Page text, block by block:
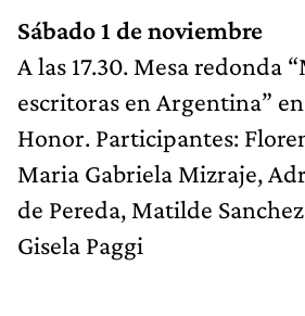
Sábado 1 de noviembre
A las 17.30. Mesa redonda
escritoras en Argentina”
Honor. Participantes:
Maria Gabriela Mizraje,
de Pereda, Matilde
Gisela Paggi